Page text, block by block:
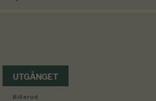
UTGÅNGET
Billerud